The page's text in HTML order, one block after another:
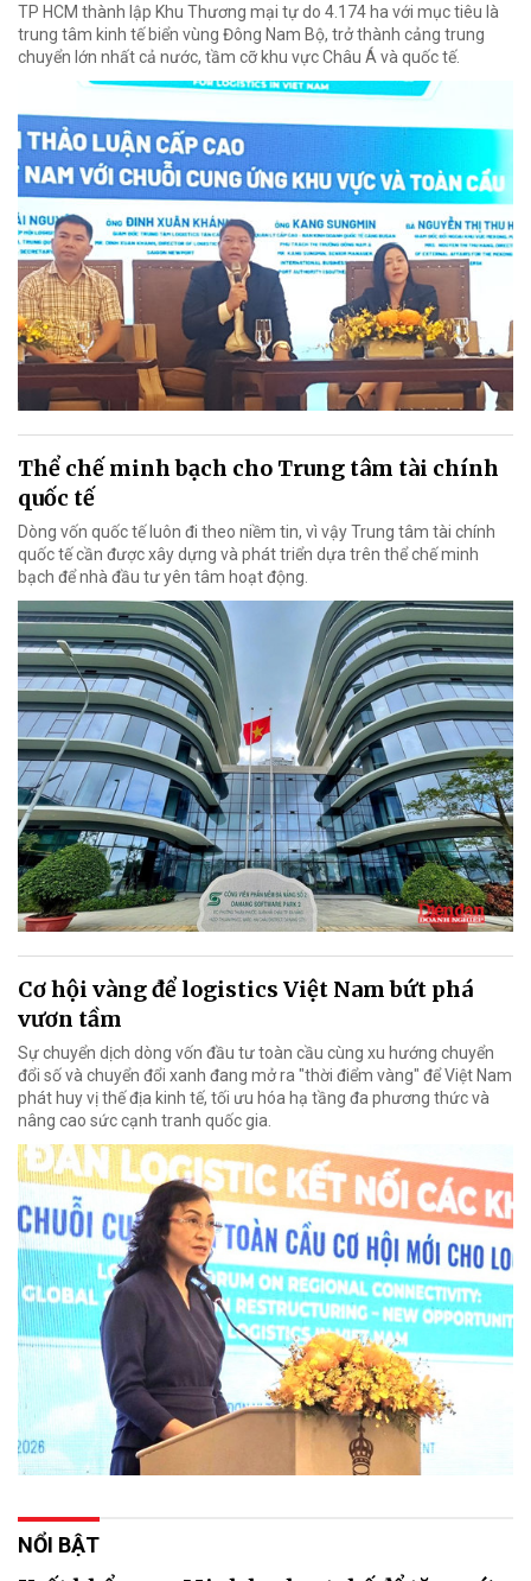
TP HCM thành lập Khu Thương mại tự do 4.174 ha với mục tiêu là
trung tâm kinh tế biển vùng Đông Nam Bộ, trở thành cảng trung
chuyển lớn nhất cả nước, tầm cỡ khu vực Châu Á và quốc tế.
Thể chế minh bạch cho Trung tâm tài chính
quốc tế
Dòng vốn quốc tế luôn đi theo niềm tin, vì vậy Trung tâm tài chính
quốc tế cần được xây dựng và phát triển dựa trên thể chế minh
bạch để nhà đầu tư yên tâm hoạt động.
Cơ hội vàng để logistics Việt Nam bứt phá
vươn tầm
Sự chuyển dịch dòng vốn đầu tư toàn cầu cùng xu hướng chuyển
đổi số và chuyển đổi xanh đang mở ra "thời điểm vàng" để Việt Nam
phát huy vị thế địa kinh tế, tối ưu hóa hạ tầng đa phương thức và
nâng cao sức cạnh tranh quốc gia.
NỔI BẬT